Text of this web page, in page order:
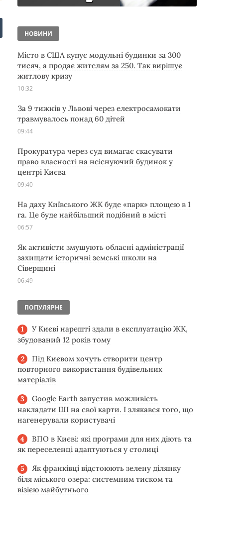
НОВИНИ
Місто в США купує модульні будинки за 300
тисяч, а продає жителям за 250. Так вирішує
житлову кризу
10:32
За 9 тижнів у Львові через електросамокати
травмувалось понад 60 дітей
09:44
Прокуратура через суд вимагає скасувати
право власності на неіснуючий будинок у
центрі Києва
09:40
На даху Київського ЖК буде «парк» площею в 1
га. Це буде найбільший подібний в місті
06:57
Як активісти змушують обласні адміністрації
захищати історичні земські школи на
Сіверщині
06:49
ПОПУЛЯРНЕ
У Києві нарешті здали в експлуатацію ЖК,
збудований 12 років тому
Під Києвом хочуть створити центр
повторного використання будівельних
матеріалів
Google Earth запустив можливість
накладати ШІ на свої карти. І злякався того, що
нагенерували користувачі
ВПО в Києві: які програми для них діють та
як переселенці адаптуються у столиці
Як франківці відстоюють зелену ділянку
біля міського озера: системним тиском та
візією майбутнього